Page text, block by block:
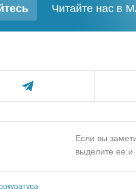
Читайте нас в
Если вы
выделите ее